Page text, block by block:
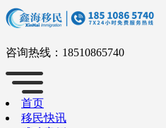
咨询热线： 18510865740
首页
移民快讯